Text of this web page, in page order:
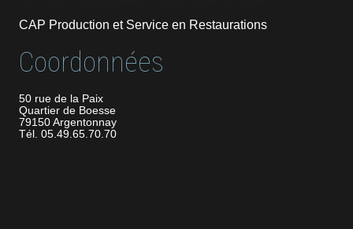
CAP Production et Service en Restaurations
Coordonnées
50 rue de la Paix
Quartier de Boesse
79150 Argentonnay
Tél. 05.49.65.70.70